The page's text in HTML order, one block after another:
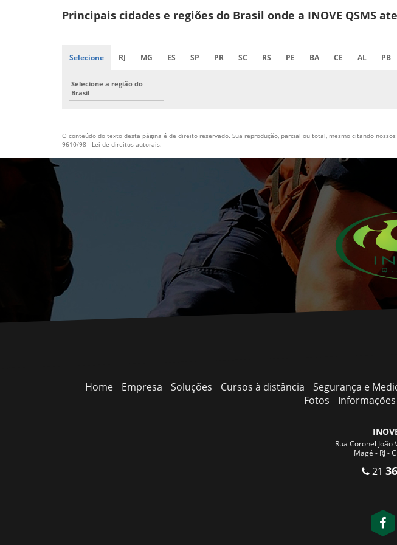
Principais cidades e regiões do Brasil onde a INOVE QSMS
Selecione RJ MG ES SP PR SC RS PE BA CE AL PB
Selecione a região do
Brasil
O conteúdo do texto desta página é de direito reservado. Sua reprodução, parcial ou total, mesmo citando
9610/98 - Lei de direitos autorais.
Home Empresa Soluções Cursos à distância Segurança e
Fotos
Informações
Rua Coronel
Magé - RJ -
21